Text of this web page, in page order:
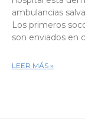
ambulancias
Los primeros
son enviados en
LEER MÁS »